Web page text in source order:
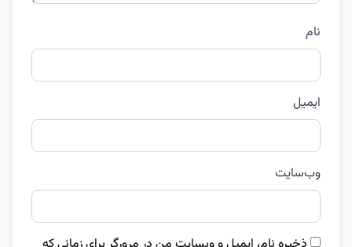
نام
ایمیل
وب‌سایت